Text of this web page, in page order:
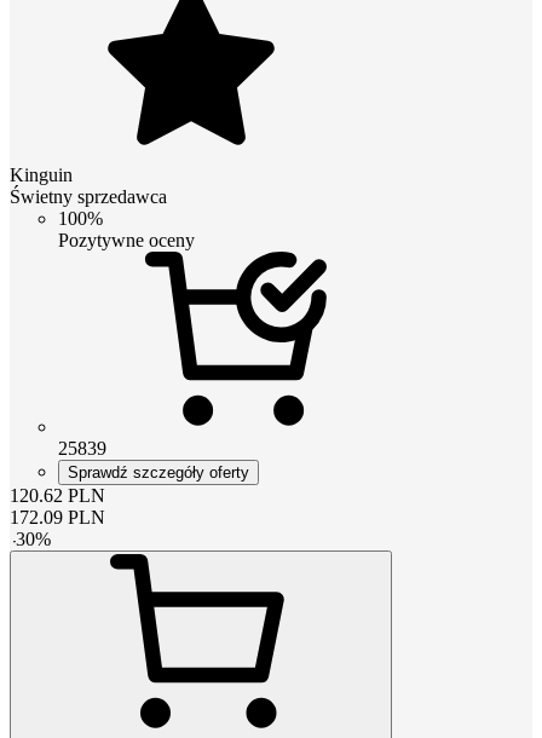
Kinguin
Świetny sprzedawca
100%
Pozytywne oceny
25839
Sprawdź szczegóły oferty
120.62 PLN
172.09 PLN
-30%